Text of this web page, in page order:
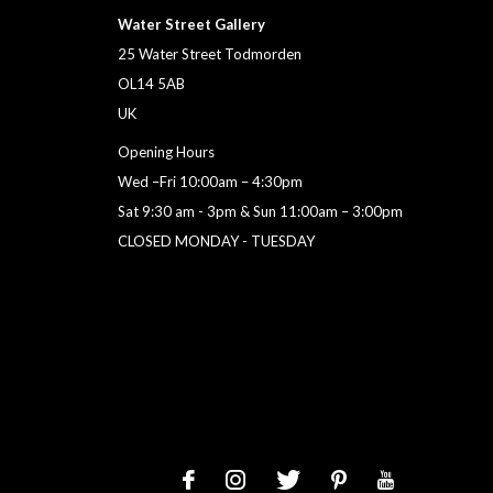
Water Street Gallery
25 Water Street Todmorden
OL14 5AB
UK
Opening Hours
Wed –Fri 10:00am – 4:30pm
Sat 9:30 am - 3pm & Sun 11:00am – 3:00pm
CLOSED MONDAY - TUESDAY